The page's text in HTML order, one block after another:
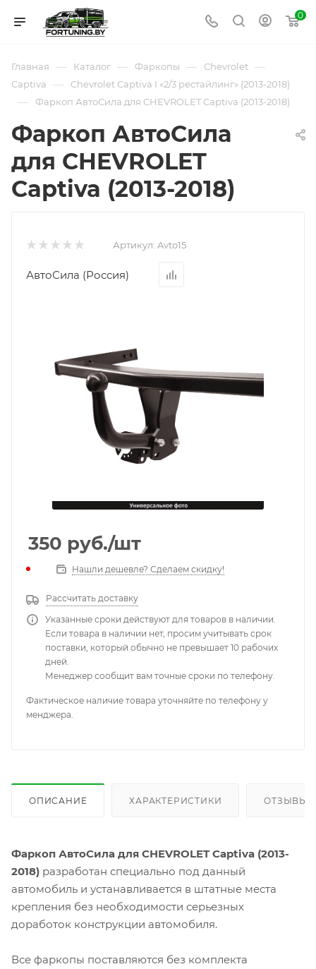
0
Главная — Каталог — Фаркопы — Chevrolet —
Captiva — Chevrolet Captiva I «2/3 рестайлинг» (2013-2018)
— Фаркоп АвтоСила для CHEVROLET Captiva (2013-2018)
Фаркоп АвтоСила
для CHEVROLET
Captiva (2013-2018)
Артикул: Avto15
АвтоСила (Россия)
350 руб./шт
Нашли дешевле? Сделаем скидку!
Рассчитать доставку
Указанные сроки действуют для товаров в наличии.
Если товара в наличии нет, просим учитывать срок
поставки, который обычно не превышает 10 рабочих
дней.
Менеджер сообщит вам точные сроки по телефону.
Фактическое наличие товара уточняйте по телефону у
менджера.
ОПИСАНИЕ ХАРАКТЕРИСТИКИ ОТЗЫВЫ
Фаркоп АвтоСила для CHEVROLET Captiva (2013-
2018) разработан специально под данный
автомобиль и устанавливается в штатные места
крепления без необходимости серьезных
доработок конструкции автомобиля.
Все фаркопы поставляются без комплекта